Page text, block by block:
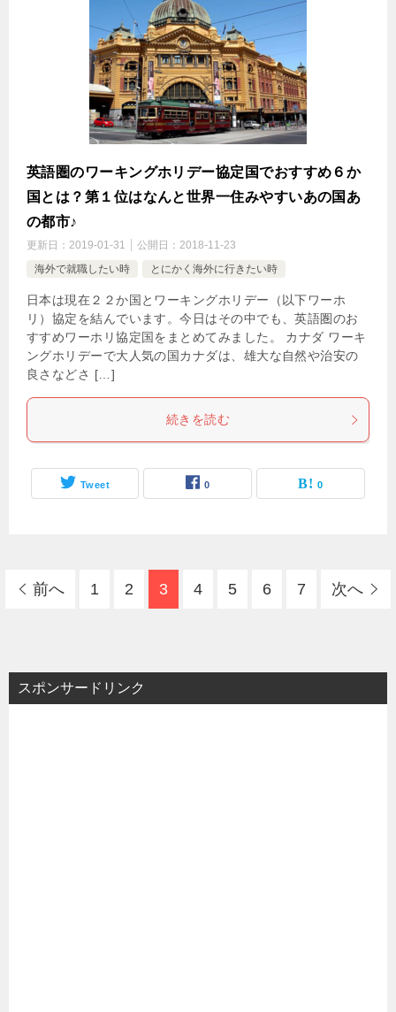
英語圏のワーキングホリデー協定国でおすすめ６か
国とは？第１位はなんと世界一住みやすいあの国あ
の都市♪
更新日： 2019-01-31 公開日： 2018-11-23
海外で就職したい時
とにかく海外に行きたい時
日本は現在２２か国とワーキングホリデー（以下ワーホ
リ）協定を結んでいます。今日はその中でも、英語圏のお
すすめワーホリ協定国をまとめてみました。 カナダ ワーキ
ングホリデーで大人気の国カナダは、雄大な自然や治安の
良さなどさ […]
続きを読む
Tweet 0 0
前へ 1 2 3 4 5 6 7 次へ
スポンサードリンク